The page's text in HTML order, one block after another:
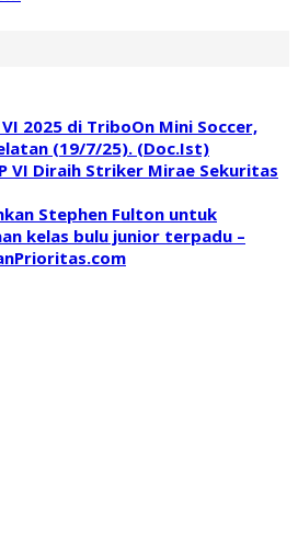
VI Diraih Striker Mirae Sekuritas
Stephen Fulton untuk
kelas bulu junior terpadu –